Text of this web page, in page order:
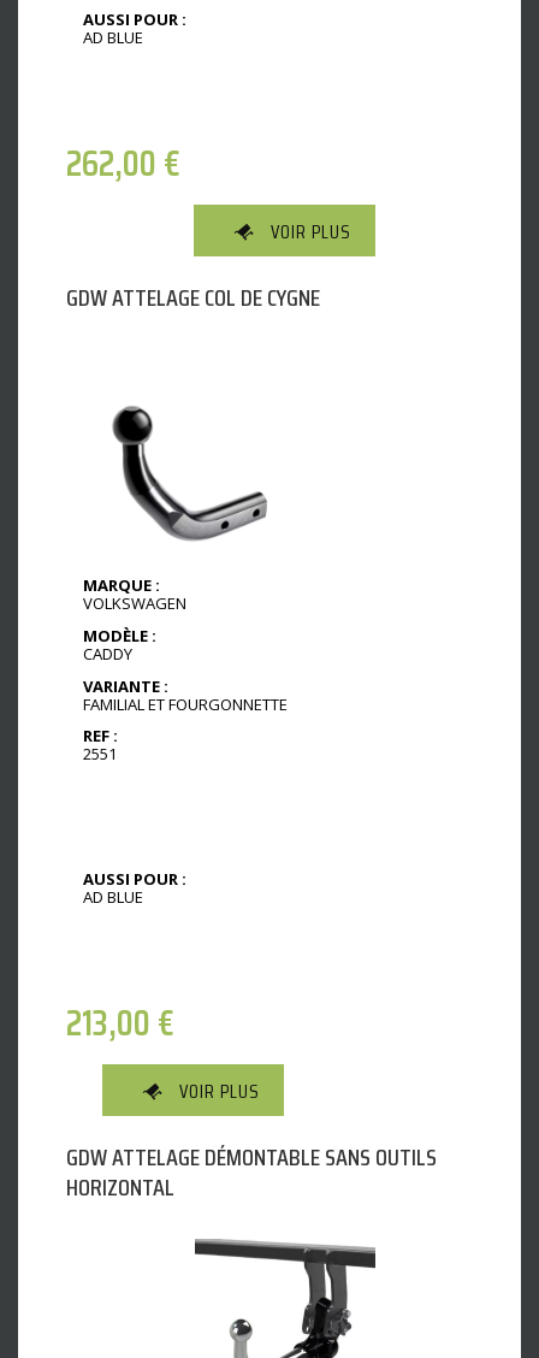
AUSSI POUR :
AD BLUE
262,00€
VOIR PLUS
GDW ATTELAGE COL DE CYGNE
MARQUE :
VOLKSWAGEN
MODÈLE :
CADDY
VARIANTE :
FAMILIAL ET FOURGONNETTE
REF :
2551
AUSSI POUR :
AD BLUE
213,00€
VOIR PLUS
GDW ATTELAGE DÉMONTABLE SANS OUTILS
HORIZONTAL